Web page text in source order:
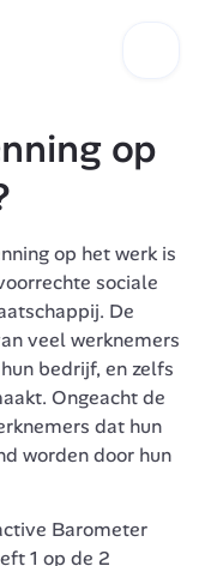
op
op het werk is
sociale
De
veel werknemers
bedrijf, en zelfs
Ongeacht de
dat hun
worden door hun
Barometer
1 op de 2